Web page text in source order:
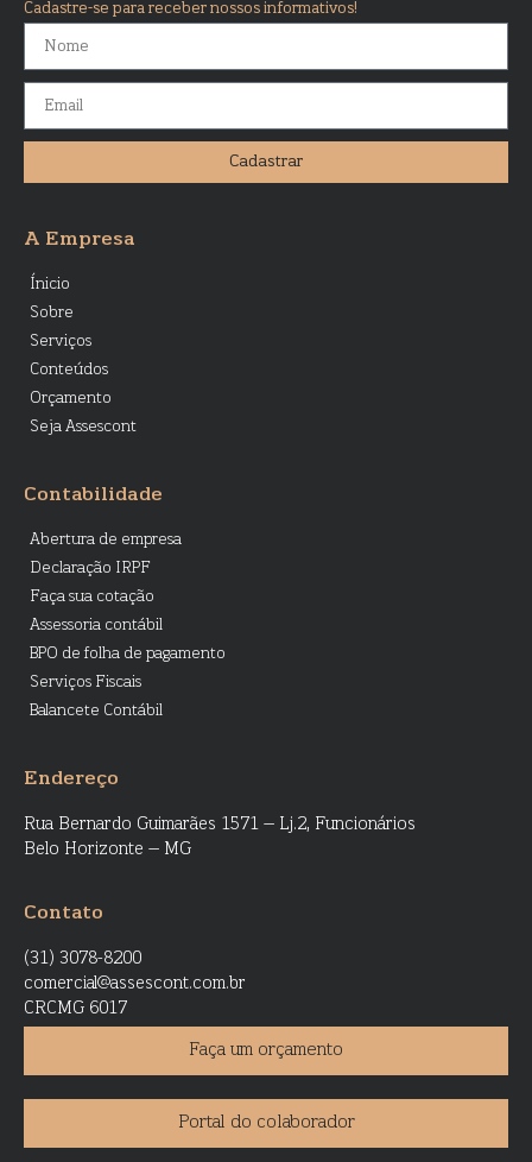
Cadastre-se para receber nossos informativos!
Cadastrar
A Empresa
Ínicio
Sobre
Serviços
Conteúdos
Orçamento
Seja Assescont
Contabilidade
Abertura de empresa
Declaração IRPF
Faça sua cotação
Assessoria contábil
BPO de folha de pagamento
Serviços Fiscais
Balancete Contábil
Endereço
Rua Bernardo Guimarães 1571 – Lj.2, Funcionários
Belo Horizonte – MG
Contato
(31) 3078-8200
comercial@assescont.com.br
CRCMG 6017
Faça um orçamento
Portal do colaborador